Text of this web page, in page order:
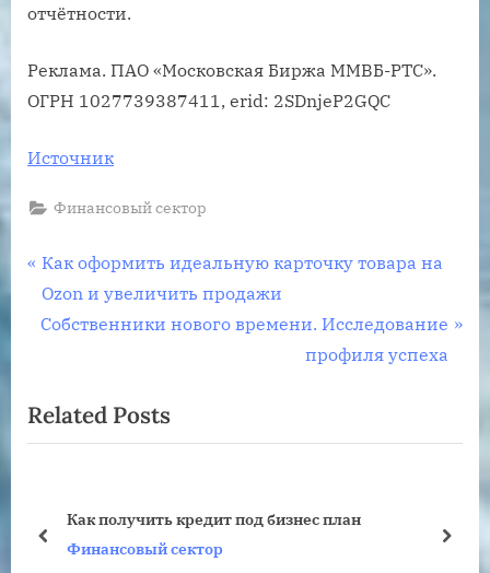
отчётности.
Реклама. ПАО «Московская Биржа ММВБ-РТС».
ОГРН 1027739387411, erid: 2SDnjeP2GQC
Источник
Финансовый сектор
Навигация
по
P
r
e
o
u
o
Как оформить идеальную карточку товара на
Ozon и увеличить продажи
N
t
P
t
Собственники нового времени. Исследование
профиля успеха
Related Posts
Как получить кредит под бизнес план
Финансовый сектор
prev next